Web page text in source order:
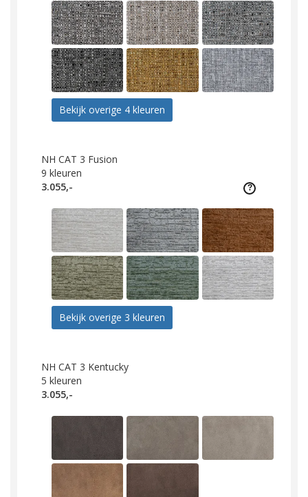
Bekijk overige 4 kleuren
NH CAT 3 Fusion
9 kleuren
3.055,-
Bekijk overige 3 kleuren
NH CAT 3 Kentucky
5 kleuren
3.055,-